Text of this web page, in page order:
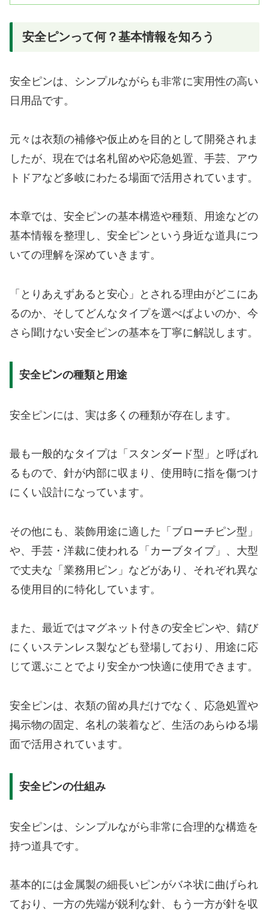
安全ピンって何？基本情報を知ろう
安全ピンは、シンプルながらも非常に実用性の高い
日用品です。
元々は衣類の補修や仮止めを目的として開発されま
したが、現在では名札留めや応急処置、手芸、アウ
トドアなど多岐にわたる場面で活用されています。
本章では、安全ピンの基本構造や種類、用途などの
基本情報を整理し、安全ピンという身近な道具につ
いての理解を深めていきます。
「とりあえずあると安心」とされる理由がどこにあ
るのか、そしてどんなタイプを選べばよいのか、今
さら聞けない安全ピンの基本を丁寧に解説します。
安全ピンの種類と用途
安全ピンには、実は多くの種類が存在します。
最も一般的なタイプは「スタンダード型」と呼ばれ
るもので、針が内部に収まり、使用時に指を傷つけ
にくい設計になっています。
その他にも、装飾用途に適した「ブローチピン型」
や、手芸・洋裁に使われる「カーブタイプ」、大型
で丈夫な「業務用ピン」などがあり、それぞれ異な
る使用目的に特化しています。
また、最近ではマグネット付きの安全ピンや、錆び
にくいステンレス製なども登場しており、用途に応
じて選ぶことでより安全かつ快適に使用できます。
安全ピンは、衣類の留め具だけでなく、応急処置や
掲示物の固定、名札の装着など、生活のあらゆる場
面で活用されています。
安全ピンの仕組み
安全ピンは、シンプルながら非常に合理的な構造を
持つ道具です。
基本的には金属製の細長いピンがバネ状に曲げられ
ており、一方の先端が鋭利な針、もう一方が針を収